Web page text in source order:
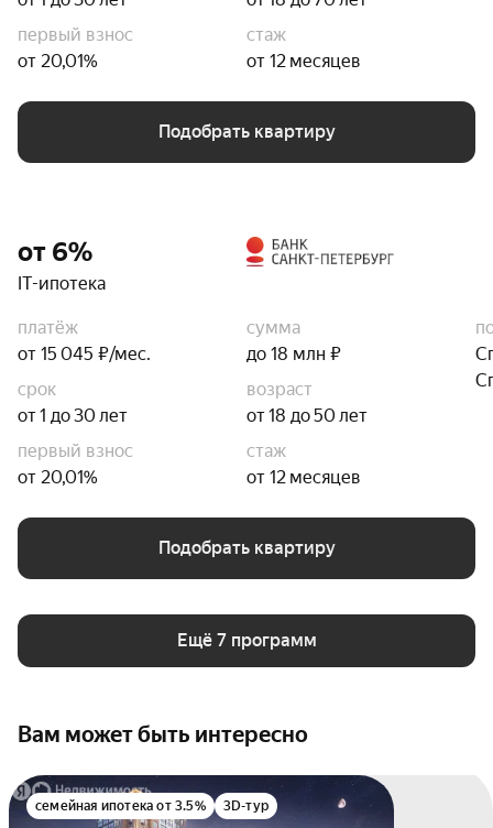
первый взнос
от 20,01%
стаж
от 12 месяцев
Подобрать квартиру
от 6%
IT-ипотека
платёж
от 15 045 ₽/мес.
сумма
до 18 млн ₽
срок
от 1 до 30 лет
возраст
от 18 до 50 лет
первый взнос
от 20,01%
стаж
от 12 месяцев
Подобрать квартиру
Ещё 7 программ
Вам может быть интересно
семейная ипотека от 3.5% 3D-тур